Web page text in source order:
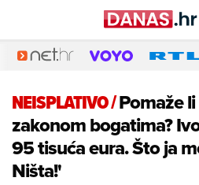
NEISPLATIVO/Pomaže
zakonom bogatima?
95 tisuća eura. Što ja
Ništa!'